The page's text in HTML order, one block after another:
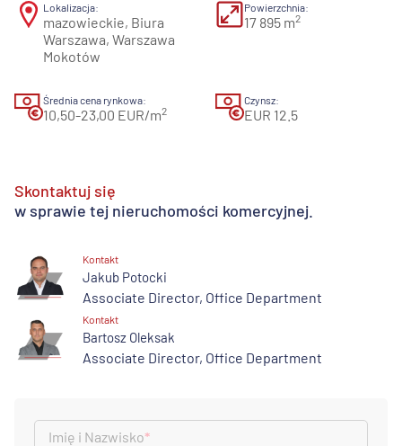
Lokalizacja:
mazowieckie, Biura
Warszawa, Warszawa
Mokotów
Powierzchnia:
17 895 m2
Średnia cena rynkowa:
10,50-23,00 EUR/m2
Czynsz:
EUR 12.5
Skontaktuj się
w sprawie tej nieruchomości komercyjnej.
Kontakt
Jakub Potocki
Associate Director, Office Department
Kontakt
Bartosz Oleksak
Associate Director, Office Department
Imię i Nazwisko*